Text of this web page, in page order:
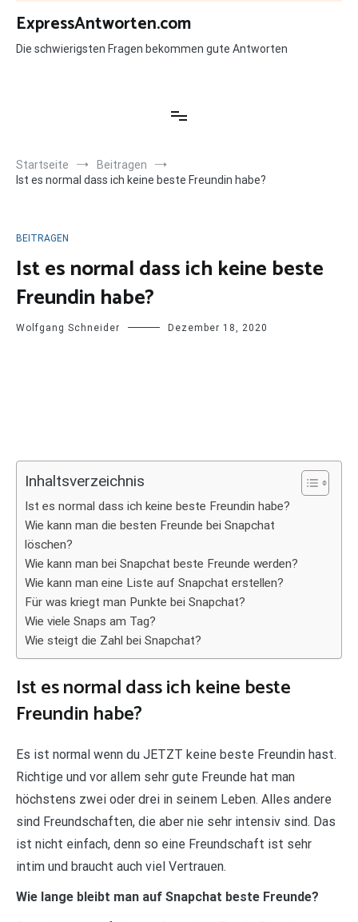
Zum
Inhalt
springen
ExpressAntworten.com
Die schwierigsten Fragen bekommen gute Antworten
Startseite
Beitragen
Ist es normal dass ich keine beste Freundin habe?
BEITRAGEN
Ist es normal dass ich keine beste
Freundin habe?
Wolfgang Schneider Dezember 18, 2020
Inhaltsverzeichnis
Ist es normal dass ich keine beste Freundin habe?
Wie kann man die besten Freunde bei Snapchat
löschen?
Wie kann man bei Snapchat beste Freunde werden?
Wie kann man eine Liste auf Snapchat erstellen?
Für was kriegt man Punkte bei Snapchat?
Wie viele Snaps am Tag?
Wie steigt die Zahl bei Snapchat?
Ist es normal dass ich keine beste
Freundin habe?
Es ist normal wenn du JETZT keine beste Freundin hast.
Richtige und vor allem sehr gute Freunde hat man
höchstens zwei oder drei in seinem Leben. Alles andere
sind Freundschaften, die aber nie sehr intensiv sind. Das
ist nicht einfach, denn so eine Freundschaft ist sehr
intim und braucht auch viel Vertrauen.
Wie lange bleibt man auf Snapchat beste Freunde?